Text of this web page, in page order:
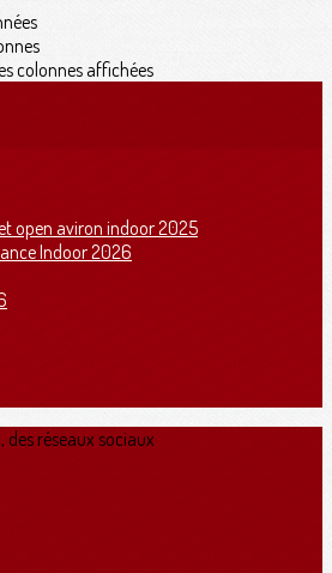
colonnes affichées
open aviron indoor 2025
Indoor 2026
réseaux sociaux